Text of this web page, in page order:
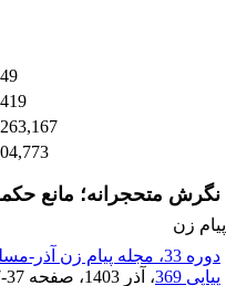
نگرش‌ متحجرانه؛ مانع
پیام زن
پیاپی 369
، آذر 1403 ، صفحه 37